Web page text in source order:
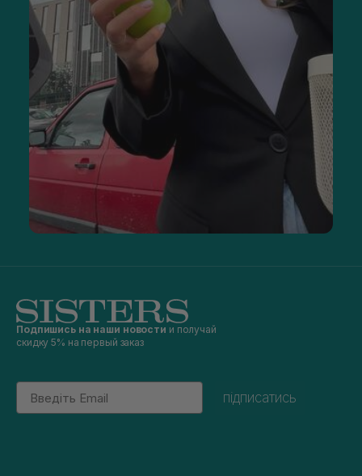
Подпишись на наши новости и получай
скидку 5% на первый заказ
Email
підписатись